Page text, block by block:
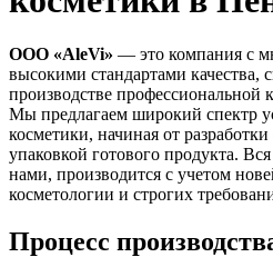
ООО «AleVi» — это компания с
высокими стандартами качества,
производстве профессиональной
Мы предлагаем широкий спектр
косметики, начиная от
упаковкой готового продукта.
нами, производится с учетом
косметологии и строгих
Процесс